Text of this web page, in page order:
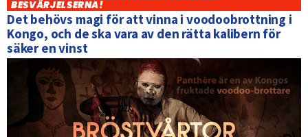
BESVÄRJELSERNA!
Det behövs magi för att vinna i voodoobrottning i
Kongo, och de ska vara av den rätta kalibern för
säker en vinst